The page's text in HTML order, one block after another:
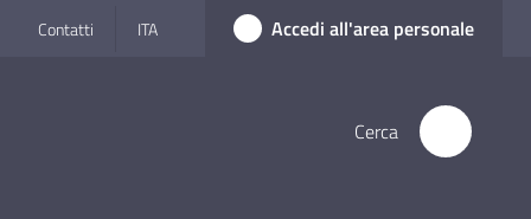
Contatti ITA Accedi all'area personale
Cerca